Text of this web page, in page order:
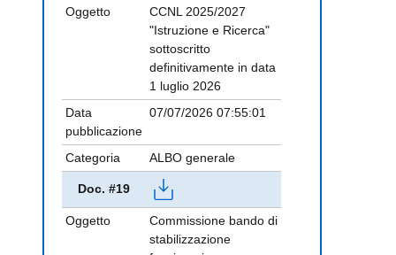
Oggetto
CCNL 2025/2027
"Istruzione e Ricerca"
sottoscritto
definitivamente in data
1 luglio 2026
Data
pubblicazione
07/07/2026 07:55:01
Categoria ALBO generale
Doc. #19
Oggetto
Commissione bando di
stabilizzazione